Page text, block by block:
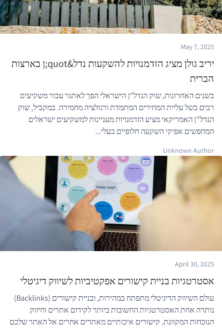
May 7, 2025
יריב גולן מציג הזדמנויות להשקעות נדל&quot;ן בארצות
הברית
בשנים האחרונות, שוק הנדל"ן הישראלי הפך לאתגר עבור משקיעים
רבים בשל עליית המחירים המתמדת ורגולציה מחמירה. במקביל, שוק
הנדל"ן האמריקאי מציע הזדמנויות מעניינות למשקיעים ישראלים
המחפשים אפיקי השקעה חלופיים בעלי...
Unknown Author
April 30, 2025
אסטרטגיות בניית קישורים אפקטיביות לשיווק דיגיטלי
עולם השיווק הדיגיטלי מתפתח במהירות, ובניית קישורים (Backlinks)
נותרה אחת האסטרטגיות החשובות ביותר לקידום אתרים וחיזוק
הנוכחות המקוונת. קישורים איכותיים מאתרים אחרים אל האתר שלכם